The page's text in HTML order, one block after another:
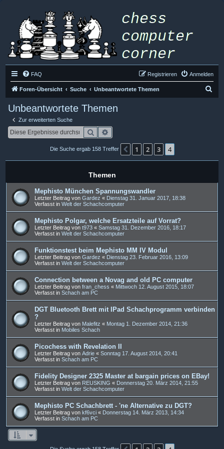
FAQ Anmelden
Registrieren
Foren-Übersicht Suche Unbeantwortete Themen
Unbeantwortete Themen
Zur erweiterten Suche
Suche
Die Suche ergab 158 Treffer Vorherige
1 2 3 4
Themen
Mephisto München Spannungswandler
Letzter Beitrag von Gardez « Dienstag 31. Januar 2017, 18:38
Verfasst in Welt der Schachcomputer
Mephisto Polgar, welche Ersatzteile auf Vorrat?
Letzter Beitrag von t973 « Samstag 31. Dezember 2016, 18:17
Verfasst in Welt der Schachcomputer
Funktionstest beim Mephisto MM IV Modul
Letzter Beitrag von Gardez « Dienstag 23. Februar 2016, 13:09
Verfasst in Welt der Schachcomputer
Connection between a Novag and old PC computer
Letzter Beitrag von fran_chess « Mittwoch 12. August 2015, 18:07
Verfasst in Schach am PC
DGT Bluetooth Brett mit IPad Schachprogramm verbinden
?
Letzter Beitrag von Malefitz « Montag 1. Dezember 2014, 21:36
Verfasst in Mobiles Schach
Picochess with Revelation II
Letzter Beitrag von Adrie « Sonntag 17. August 2014, 20:41
Verfasst in Schach am PC
Fidelity Designer 2325 Master at bargain prices on EBay!
Letzter Beitrag von REUSKING « Donnerstag 20. März 2014, 21:55
Verfasst in Welt der Schachcomputer
Mephisto PC Schachbrett - 'ne Alternative zu DGT?
Letzter Beitrag von kf6vci « Donnerstag 14. März 2013, 14:34
Verfasst in Schach am PC